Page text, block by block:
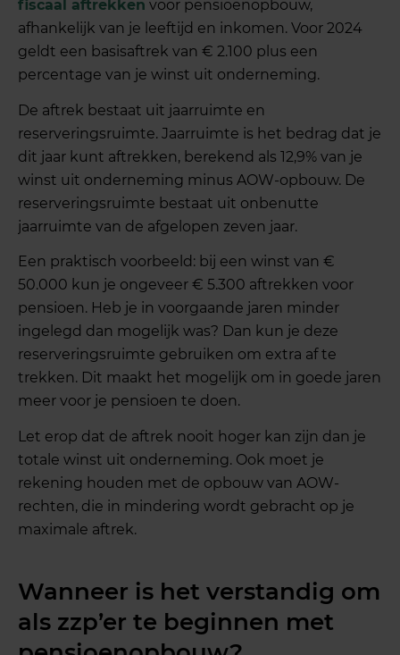
fiscaal aftrekken voor pensioenopbouw,
afhankelijk van je leeftijd en inkomen. Voor 2024
geldt een basisaftrek van € 2.100 plus een
percentage van je winst uit onderneming.
De aftrek bestaat uit jaarruimte en
reserveringsruimte. Jaarruimte is het bedrag dat je
dit jaar kunt aftrekken, berekend als 12,9% van je
winst uit onderneming minus AOW-opbouw. De
reserveringsruimte bestaat uit onbenutte
jaarruimte van de afgelopen zeven jaar.
Een praktisch voorbeeld: bij een winst van €
50.000 kun je ongeveer € 5.300 aftrekken voor
pensioen. Heb je in voorgaande jaren minder
ingelegd dan mogelijk was? Dan kun je deze
reserveringsruimte gebruiken om extra af te
trekken. Dit maakt het mogelijk om in goede jaren
meer voor je pensioen te doen.
Let erop dat de aftrek nooit hoger kan zijn dan je
totale winst uit onderneming. Ook moet je
rekening houden met de opbouw van AOW-
rechten, die in mindering wordt gebracht op je
maximale aftrek.
Wanneer is het verstandig om
als zzp’er te beginnen met